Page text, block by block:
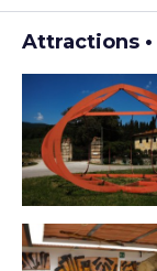
Attractions •